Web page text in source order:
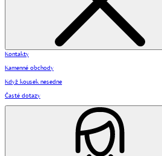
Kontakty
Kamenné obchody
Když kousek nesedne
Časté dotazy